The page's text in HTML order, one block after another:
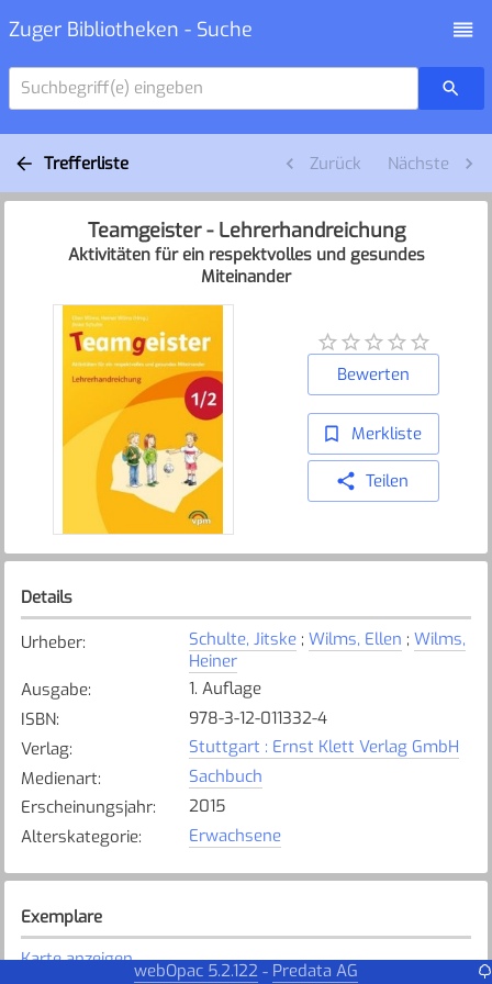
Zuger Bibliotheken - Suche
Suchbegriff(e) eingeben
Trefferliste Zurück Nächste
Teamgeister - Lehrerhandreichung
Aktivitäten für ein respektvolles und gesundes
Miteinander
Bewerten
Merkliste
Teilen
Details
Urheber: Schulte, Jitske; Wilms, Ellen ; Wilms,
Heiner
Ausgabe:
1. Auflage
ISBN:
978-3-12-011332-4
Verlag:
Stuttgart : Ernst Klett Verlag GmbH
Medienart:
Sachbuch
Erscheinungsjahr:
2015
Alterskategorie: Erwachsene
Exemplare
Karte anzeigen
webOpac 5.2.122 - Predata AG